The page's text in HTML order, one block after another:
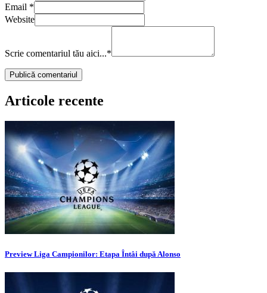
Email *
Website
Scrie comentariul tău aici...*
Articole recente
Preview Liga Campionilor: Etapa Întâi după Alonso